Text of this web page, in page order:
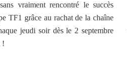
vraiment rencontré le succès
TF1 grâce au rachat de la chaîne
jeudi soir dès le 2 septembre
!